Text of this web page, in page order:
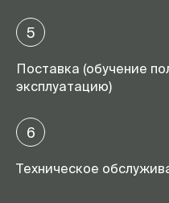
5
Поставка (обучение
эксплуатацию)
6
Техническое